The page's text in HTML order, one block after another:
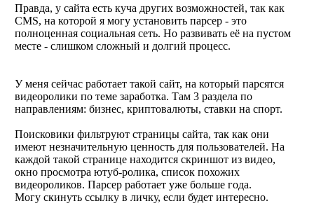
Правда, у сайта есть куча других возможностей, так как
CMS, на которой я могу установить парсер - это
полноценная социальная сеть. Но развивать её на пустом
месте - слишком сложный и долгий процесс.
У меня сейчас работает такой сайт, на который парсятся
видеоролики по теме заработка. Там 3 раздела по
направлениям: бизнес, криптовалюты, ставки на спорт.
Поисковики фильтруют страницы сайта, так как они
имеют незначительную ценность для пользователей. На
каждой такой странице находится скриншот из видео,
окно просмотра ютуб-ролика, список похожих
видеороликов. Парсер работает уже больше года.
Могу скинуть ссылку в личку, если будет интересно.